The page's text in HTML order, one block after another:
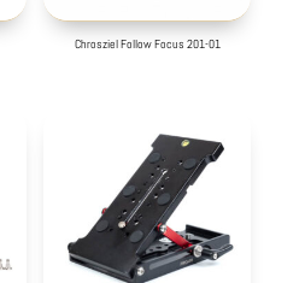
Chrosziel Follow Focus 201-01